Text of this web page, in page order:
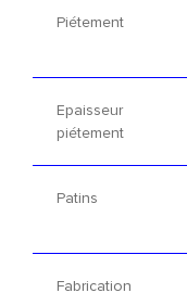
Piétement
Epaisseur
piétement
Patins
Fabrication